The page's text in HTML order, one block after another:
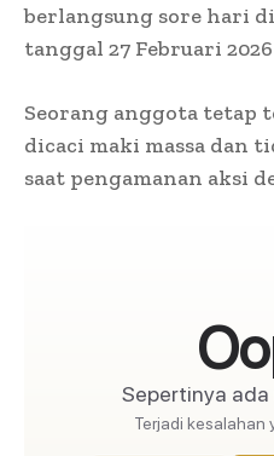
berlangsung sore hari
tanggal 27 Februari 2026
Seorang anggota tetap
dicaci maki massa dan
saat pengamanan aksi